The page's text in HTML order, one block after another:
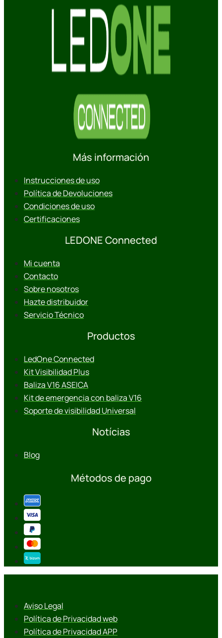
Más información
Instrucciones de uso
Política de Devoluciones
Condiciones de uso
Certificaciones
LEDONE Connected
Mi cuenta
Contacto
Sobre nosotros
Hazte distribuidor
Servicio Técnico
Productos
LedOne Connected
Kit Visibilidad Plus
Baliza V16 ASEICA
Kit de emergencia con baliza V16
Soporte de visibilidad Universal
Notícias
Blog
Métodos de pago
Aviso Legal
Política de Privacidad web
Política de Privacidad APP